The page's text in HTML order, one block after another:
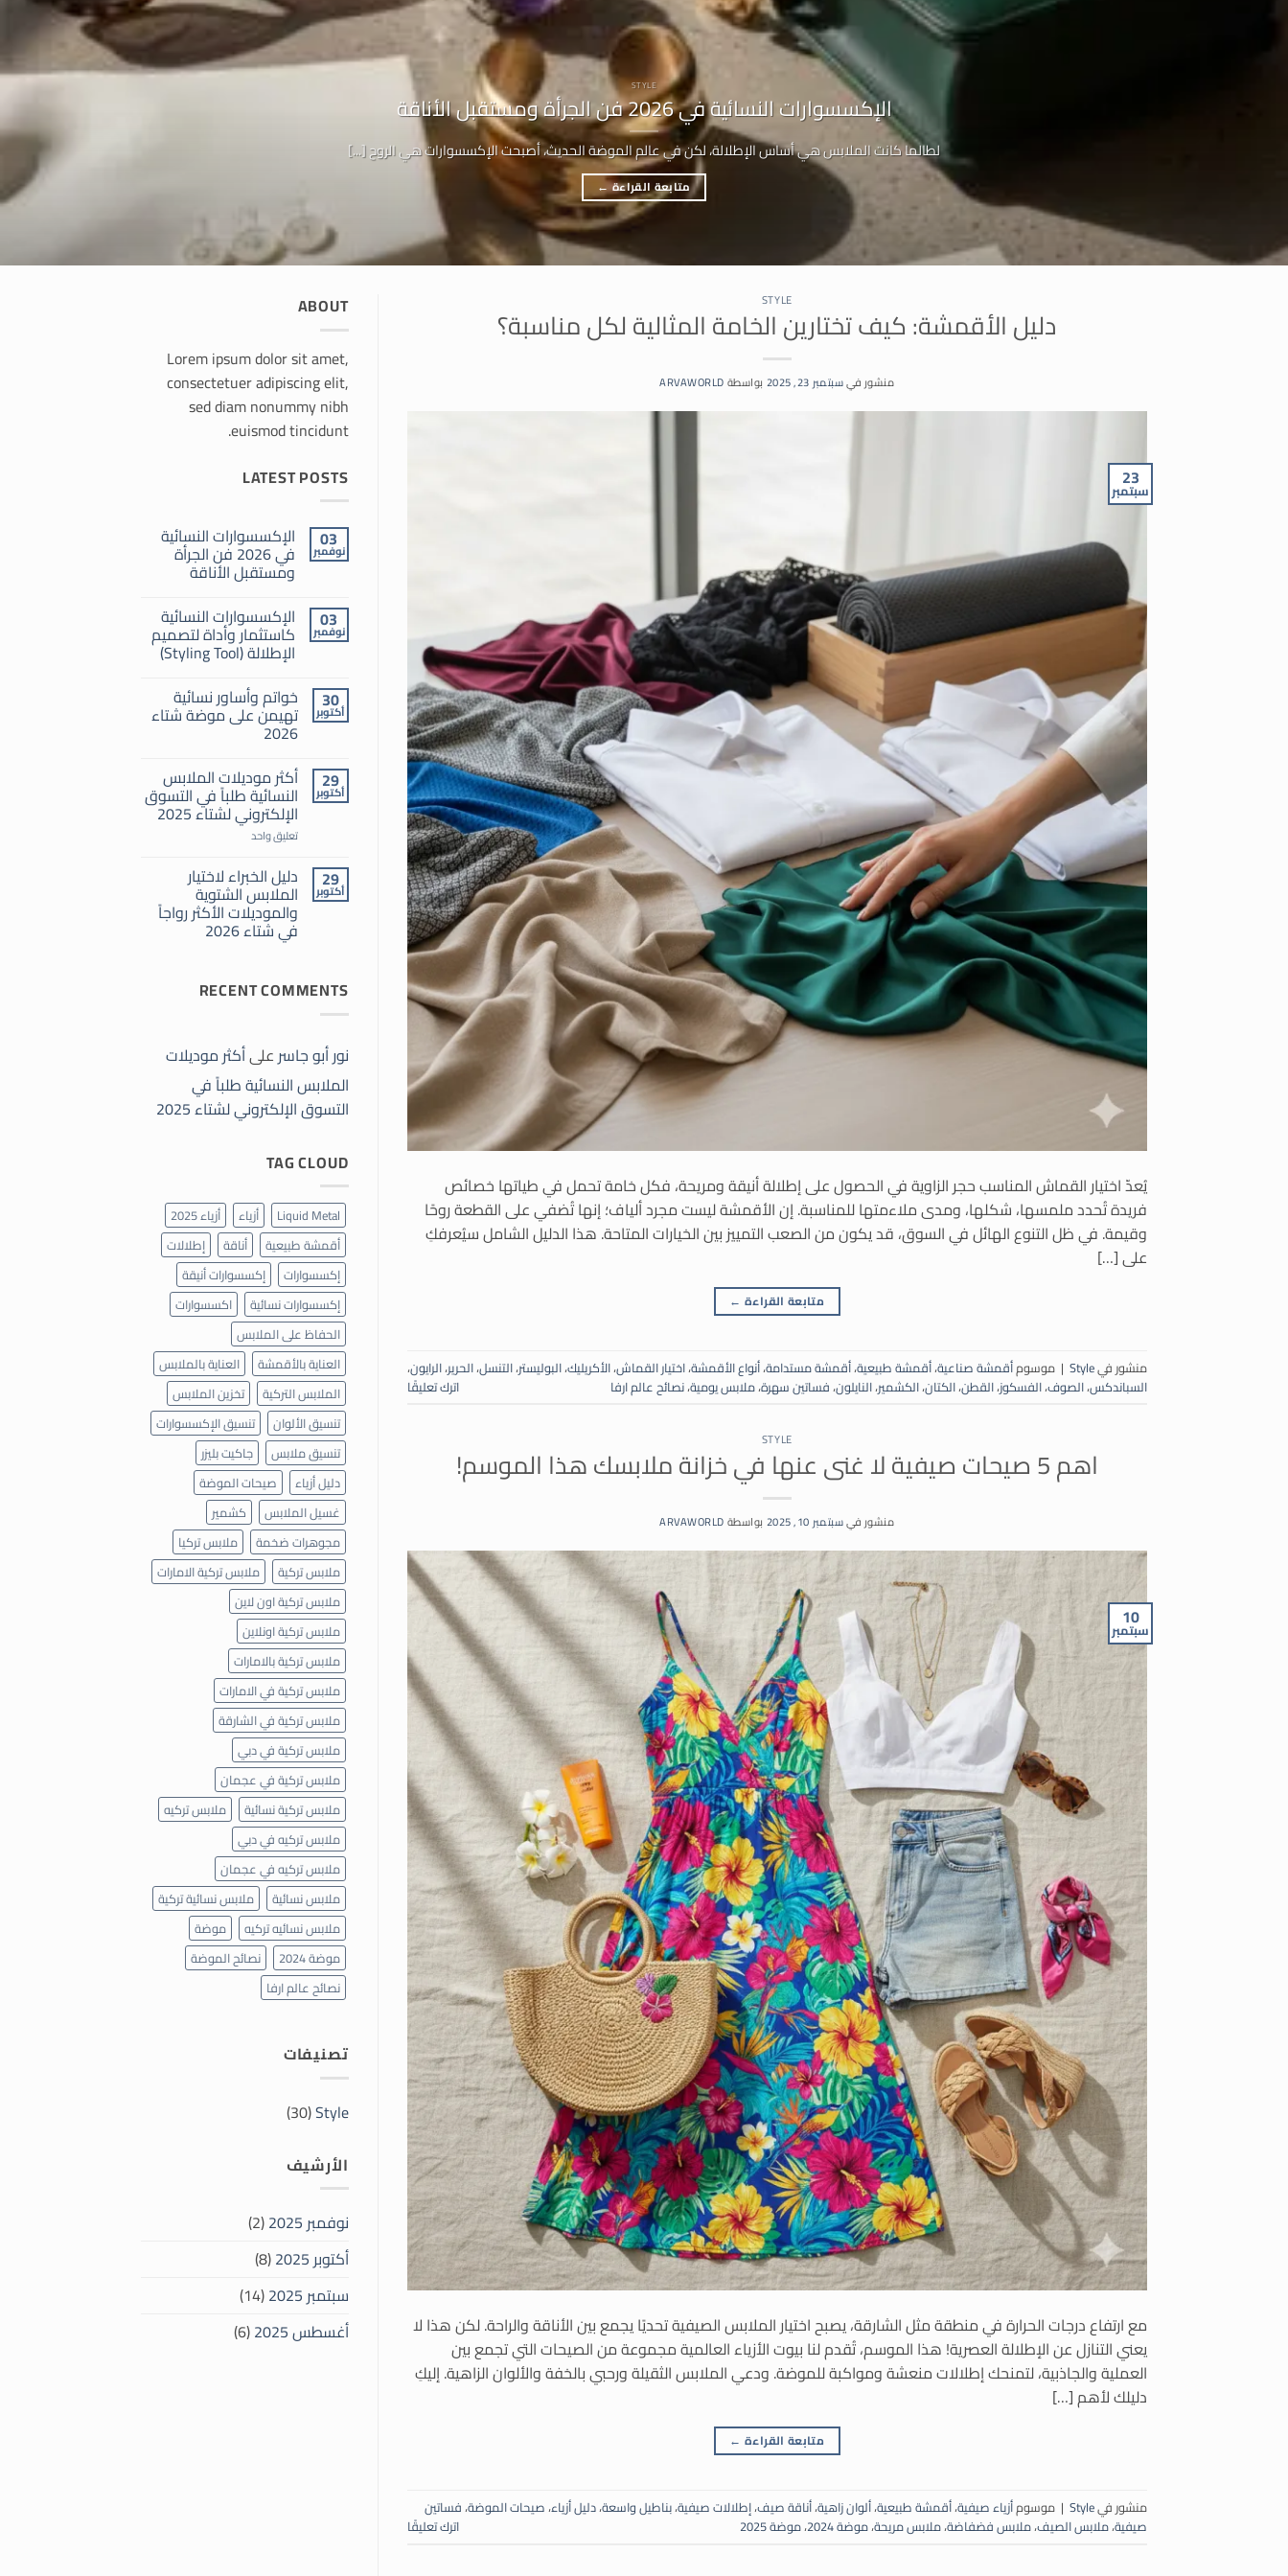
STYLE
الإكسسوارات النسائية في 2026 فن الجرأة ومستقبل الأناقة
لطالما كانت الملابس هي أساس الإطلالة، لكن في عالم الموضة الحديث، أصبحت الإكسسوارات هي الروح [...]
متابعة القراءة←
STYLE
دليل الأقمشة: كيف تختارين الخامة المثالية لكل مناسبة؟
منشور فيسبتمبر 23, 2025 بواسطةARVAWORLD
23
سبتمبر
يُعدّ اختيار القماش المناسب حجر الزاوية في الحصول على إطلالة أنيقة ومريحة، فكل خامة تحمل في طياتها خصائص
فريدة تُحدد ملمسها، شكلها، ومدى ملاءمتها للمناسبة. إن الأقمشة ليست مجرد ألياف؛ إنها تُضفي على القطعة روحًا
وقيمة. في ظل التنوع الهائل في السوق، قد يكون من الصعب التمييز بين الخيارات المتاحة. هذا الدليل الشامل سيُعرفكِ
على […]
متابعة القراءة ←
منشور فيStyle
| موسومأقمشة صناعية،أقمشة طبيعية،أقمشة مستدامة،أنواع الأقمشة،اختيار القماش،الأكريليك،البوليستر،التنسل،الحرير،الرايون،
السباندكس،الصوف،الفسكوز،القطن،الكتان،الكشمير،النايلون،فساتين سهرة،ملابس يومية،نصائح عالم ارفا اترك تعليقًا
STYLE
اهم 5 صيحات صيفية لا غنى عنها في خزانة ملابسك هذا الموسم!
منشور فيسبتمبر 10, 2025 بواسطةARVAWORLD
10
سبتمبر
مع ارتفاع درجات الحرارة في منطقة مثل الشارقة، يصبح اختيار الملابس الصيفية تحديًا يجمع بين الأناقة والراحة. لكن هذا لا
يعني التنازل عن الإطلالة العصرية! هذا الموسم، تُقدم لنا بيوت الأزياء العالمية مجموعة من الصيحات التي تجمع بين
العملية والجاذبية، لتمنحك إطلالات منعشة ومواكبة للموضة. ودعي الملابس الثقيلة ورحبي بالخفة والألوان الزاهية. إليكِ
دليلك لأهم […]
متابعة القراءة ←
منشور فيStyle
| موسومأزياء صيفية،أقمشة طبيعية،ألوان زاهية،أناقة صيف،إطلالات صيفية،بناطيل واسعة،دليل أزياء،صيحات الموضة،فساتين
صيفية،ملابس الصيف،ملابس فضفاضة،ملابس مريحة،موضة 2024 ،موضة 2025 اترك تعليقًا
ABOUT
Lorem ipsum dolor sit amet,
consectetuer adipiscing elit,
sed diam nonummy nibh
euismod tincidunt.
LATEST POSTS
03
نوفمبر
الإكسسوارات النسائية
في 2026 فن الجرأة
ومستقبل الأناقة
توجد
تعليقات
على
الإكسسوارات
النسائية
في
فن
الجرأة
ومستقبل
الأناقة
03
نوفمبر
الإكسسوارات النسائية
كاستثمار وأداة لتصميم
الإطلالة (Styling Tool)
توجد
تعليقات
على
الإكسسوارات
النسائية
لتصميم
الإطلالة
(Styling
Tool)
30
أكتوبر
خواتم وأساور نسائية
تهيمن على موضة شتاء
2026
توجد
تعليقات
على
خواتم
وأساور
نسائية
تهيمن
موضة
شتاء
2026
29
أكتوبر
أكثر موديلات الملابس
النسائية طلباً في التسوق
الإلكتروني لشتاء 2025
تعليق واحدعلى
الملابس
النسائية
طلباً
في
التسوق
الإلكتروني
29
أكتوبر
دليل الخبراء لاختيار
الملابس الشتوية
والموديلات الأكثر رواجاً
في شتاء 2026
على
دليل
الشتوية
والموديلات
الأكثر
رواجاً
في
شتاء
2026
RECENT COMMENTS
نور أبو جاسر علىأكثر موديلات
الملابس النسائية طلباً في
التسوق الإلكتروني لشتاء 2025
TAG CLOUD
Liquid Metal أزياء
أزياء 2025
أقمشة طبيعية
أناقة
إطلالات
إكسسوارات
إكسسوارات أنيقة
إكسسوارات نسائية
اكسسوارات
الحفاظ على الملابس
العناية بالأقمشة
العناية بالملابس
الملابس التركية
تخزين الملابس
تنسيق الألوان
تنسيق الإكسسوارات
تنسيق ملابس
جاكيت بليزر
دليل أزياء
صيحات الموضة
غسيل الملابس
كشمير
مجوهرات ضخمة
ملابس تركيا
ملابس تركية
ملابس تركية الامارات
ملابس تركية اون لاين
ملابس تركية اونلاين
ملابس تركية بالامارات
ملابس تركية في الامارات
ملابس تركية في الشارقة
ملابس تركية في دبي
ملابس تركية في عجمان
ملابس تركية نسائية
ملابس تركيه
ملابس تركيه في دبي
ملابس تركيه في عجمان
ملابس نسائية
ملابس نسائية تركية
ملابس نسائيه تركيه
موضة
موضة 2024
نصائح الموضة
نصائح عالم ارفا
تصنيفات
Style
(30)
الأرشيف
نوفمبر 2025
(2)
أكتوبر 2025
(8)
سبتمبر 2025
(14)
أغسطس 2025
(6)